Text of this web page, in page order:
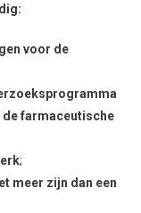
voor de
farmaceutische
;
meer zijn dan een